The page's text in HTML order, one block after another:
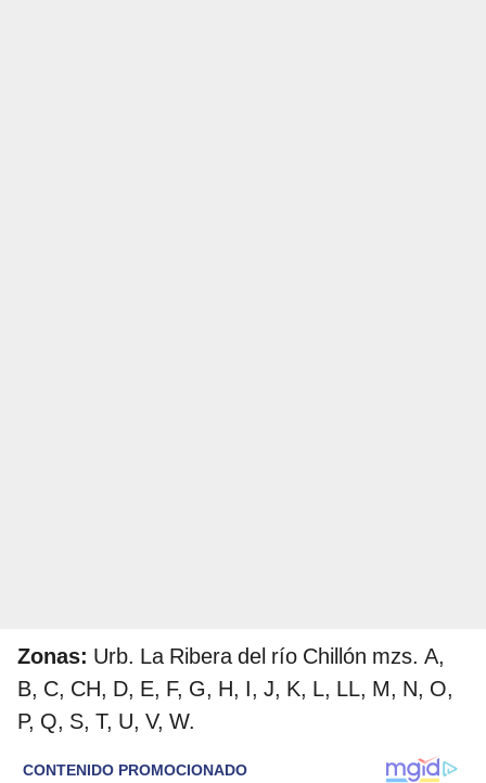
Zonas: Urb. La Ribera del río Chillón mzs. A,
B, C, CH, D, E, F, G, H, I, J, K, L, LL, M, N, O,
P, Q, S, T, U, V, W.